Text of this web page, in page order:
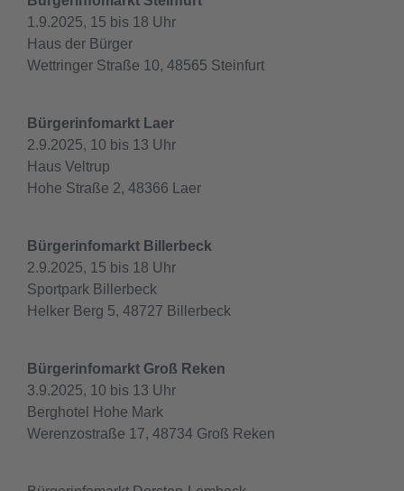
1.9.2025, 15 bis 18 Uhr
Haus der Bürger
Wettringer Straße 10, 48565 Steinfurt
Bürgerinfomarkt Laer
2.9.2025, 10 bis 13 Uhr
Haus Veltrup
Hohe Straße 2, 48366 Laer
Bürgerinfomarkt Billerbeck
2.9.2025, 15 bis 18 Uhr
Sportpark Billerbeck
Helker Berg 5, 48727 Billerbeck
Bürgerinfomarkt Groß Reken
3.9.2025, 10 bis 13 Uhr
Berghotel Hohe Mark
Werenzostraße 17, 48734 Groß Reken